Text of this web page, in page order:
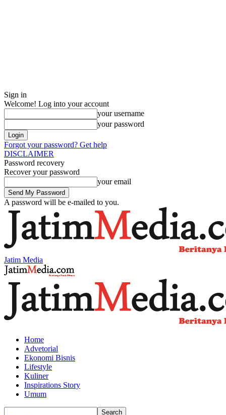
Sign in
Welcome! Log into your account
your username
your password
Forgot your password? Get help
DISCLAIMER
Password recovery
Recover your password
your email
A password will be e-mailed to you.
Jatim Media
Home
Advetorial
Ekonomi Bisnis
Lifestyle
Kuliner
Inspirations Story
Umum